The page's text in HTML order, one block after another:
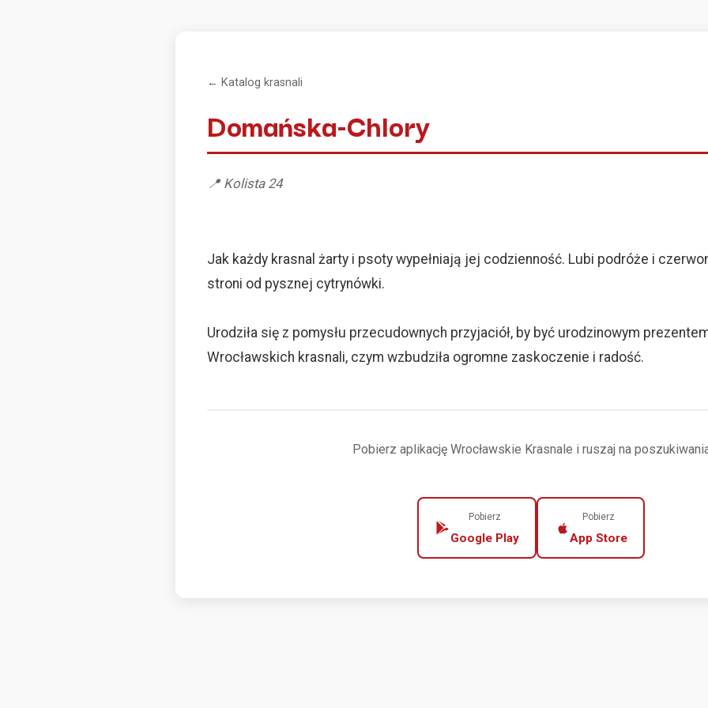
← Katalog krasnali
Domańska-Chlory
📍 Kolista 24
Jak każdy krasnal żarty i psoty wypełniają jej codzienność. Lubi podróże i
stroni od pysznej cytrynówki.
Urodziła się z pomysłu przecudownych przyjaciół, by być urodzinowym
Wrocławskich krasnali, czym wzbudziła ogromne zaskoczenie i radość.
Pobierz aplikację Wrocławskie Krasnale i ruszaj na
Pobierz
Google Play
Pobierz
App Store